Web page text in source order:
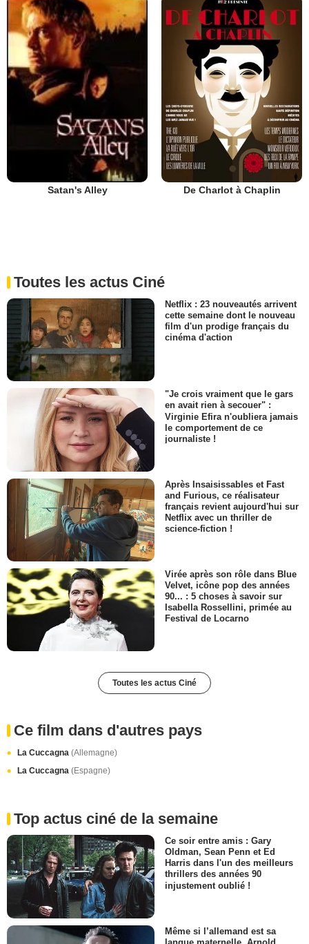
Satan's Alley De Charlot à Chaplin
Toutes les actus Ciné
Netflix : 23 nouveautés arrivent
cette semaine dont le nouveau
film d'un prodige français du
cinéma d'action
"Je crois vraiment que le gars
en avait rien à secouer" :
Virginie Efira n'oubliera jamais
le comportement de ce
journaliste !
Après Insaisissables et Fast
and Furious, ce réalisateur
français revient aujourd'hui sur
Netflix avec un thriller de
science-fiction !
Virée après son rôle dans Blue
Velvet, icône pop des années
90... : 5 choses à savoir sur
Isabella Rossellini, primée au
Festival de Locarno
Toutes les actus Ciné
Ce film dans d'autres pays
La Cuccagna (Allemagne)
La Cuccagna (Espagne)
Top actus ciné de la semaine
Ce soir entre amis : Gary
Oldman, Sean Penn et Ed
Harris dans l'un des meilleurs
thrillers des années 90
injustement oublié !
Même si l’allemand est sa